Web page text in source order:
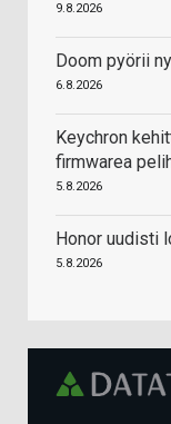
9.8.2026
Doom pyörii
6.8.2026
Keychron
firmwarea
5.8.2026
Honor uudisti
5.8.2026